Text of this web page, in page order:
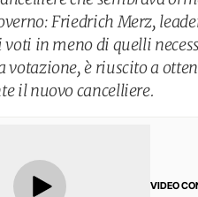
Friedrich Merz,
voti in meno di quelli
votazione, è riuscito a
il nuovo cancelliere.
VIDEO